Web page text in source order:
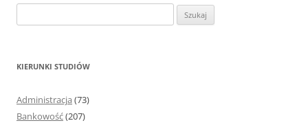
z
KIERUNKI STUDIÓW
Administracja (73)
Bankowość(207)